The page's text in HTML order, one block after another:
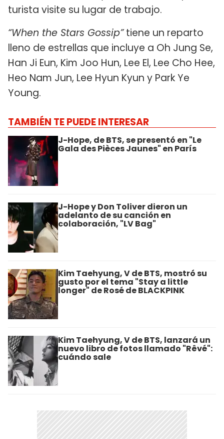
turista visite su lugar de trabajo.
“When the Stars Gossip”tiene un reparto
lleno de estrellas que incluye a Oh Jung Se,
Han Ji Eun, Kim Joo Hun, Lee El, Lee Cho Hee,
Heo Nam Jun, Lee Hyun Kyun y Park Ye
Young.
TAMBIÉN TE PUEDE INTERESAR
J-Hope, de BTS, se presentó en "Le
Gala des Pièces Jaunes" en París
J-Hope y Don Toliver dieron un
adelanto de su canción en
colaboración, "LV Bag"
Kim Taehyung, V de BTS, mostró su
gusto por el tema "Stay a little
longer" de Rosé de BLACKPINK
Kim Taehyung, V de BTS, lanzará un
nuevo libro de fotos llamado "Rêvé":
cuándo sale